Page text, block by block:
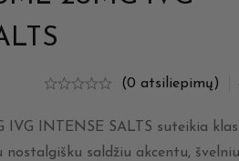
(0 atsiliepimų)
IVG INTENSE SALTS suteikia
nostalgišku saldžiu akcentu,